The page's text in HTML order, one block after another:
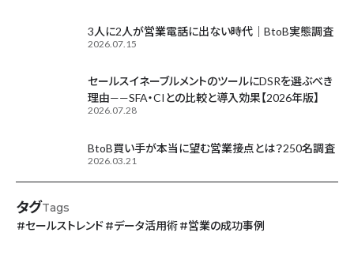
3人に2人が営業電話に出ない時代｜BtoB実態調査
2026.07.15
セールスイネーブルメントのツールにDSRを選ぶべき
理由——SFA・CIとの比較と導入効果【2026年版】
2026.07.28
BtoB買い手が本当に望む営業接点とは？250名調査
2026.03.21
タグTags
#セールストレンド#データ活用術#営業の成功事例